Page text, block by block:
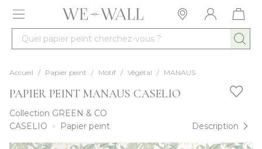
Allez au contenu
Quel papier peint cherchez-vous ?
Accueil / Papier peint / Motif / Végétal / MANAUS
PAPIER PEINT MANAUS CASELIO
Collection GREEN & CO
CASELIO
Papier peint Description